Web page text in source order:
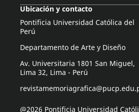
Ubicación y contacto
Pontificia Universidad Católica del
Perú
Departamento de Arte y Diseño
Av. Universitaria 1801 San Miguel,
Lima 32, Lima - Perú
@2026 Pontificia Universidad